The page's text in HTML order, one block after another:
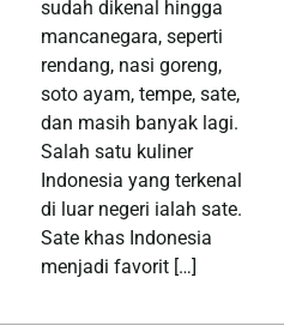
sudah dikenal hingga
mancanegara, seperti
rendang, nasi goreng,
soto ayam, tempe, sate,
dan masih banyak lagi.
Salah satu kuliner
Indonesia yang terkenal
di luar negeri ialah sate.
Sate khas Indonesia
menjadi favorit […]